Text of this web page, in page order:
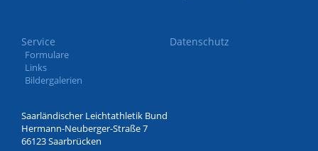
Service
Formulare
Links
Bildergalerien
Datenschutz
Saarländischer Leichtathletik Bund
Hermann-Neuberger-Straße 7
66123 Saarbrücken